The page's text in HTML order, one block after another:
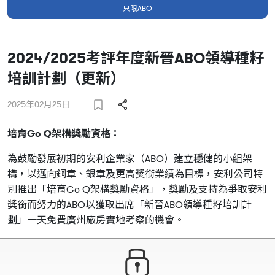
只限ABO
2024/2025考評年度新晉ABO領導種籽
培訓計劃（更新）
2025年02月25日
培育Go Q架構獎勵資格：
為鼓勵發展初期的安利企業家（ABO）建立穩健的小組架
構，以邁向銅章、銀章及更高獎銜業績為目標，安利公司特
別推出「培育Go Q架構獎勵資格」，獎勵及支持為爭取安利
獎銜而努力的ABO以獲取出席「新晉ABO領導種籽培訓計
劃」一天免費廣州廠房實地考察的機會。